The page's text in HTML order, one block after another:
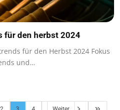
für den herbst 2024
für den Herbst 2024 Fokus
und…